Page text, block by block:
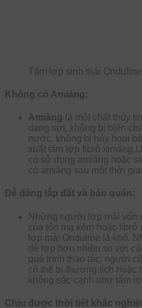
Tấm lợp sinh thái Onduline
Không có Amiăng:
Amiăng
là một chất thủy
dạng sợi, không bị biến
nước, không bị hủy hoại
xuất tấm lợp fibrô
có sử dụng amiăng hoặc
có amiăng sau một thời
Dễ dàng lắp đặt và bảo quản:
Những người lợp mái vốn
của tôn mạ kẽm hoặc
lợp mái Onduline là khó.
dễ lợp hơn nhiều so với
quá trình thao tác, người
có thể bị thương tích hoặc
không sắc cạnh như tấm
Chịu được thời tiết khắc